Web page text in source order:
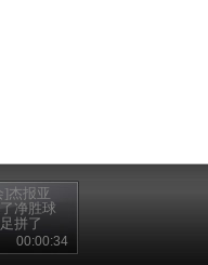
]杰报亚
净胜球
拼了
00:00:34